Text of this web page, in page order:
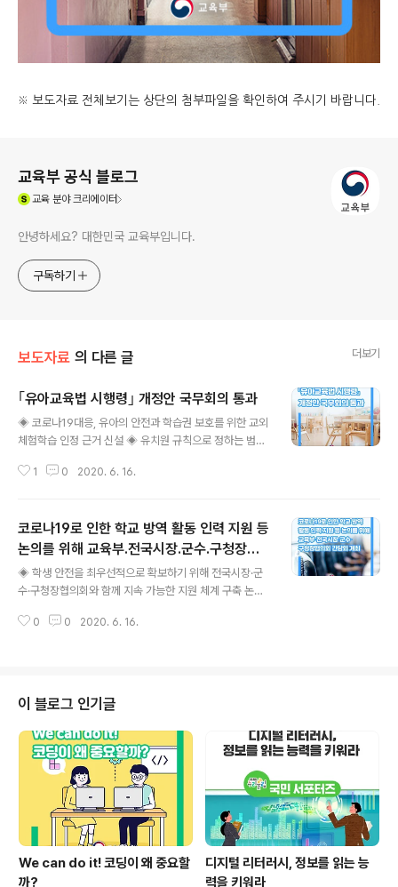
​※ 보도자료 전체보기는 상단의 첨부파일을 확인하여 주시기 바랍니다.
교육부 공식 블로그
교육분야 크리에이터
안녕하세요? 대한민국 교육부입니다.
구독하기
보도자료 의 다른 글 더보기
｢유아교육법 시행령｣ 개정안 국무회의 통과
◈ 코로나19대응, 유아의 안전과 학습권 보호를 위한 교외
체험학습 인정 근거 신설 ◈ 유치원 규칙으로 정하는 범위
(부총리 겸 교육부장관 유은혜)는 6월 16일(화) 국무회의
유아의 안전과 학습권을 보호하기 위해 유치원도 초중고*
와 같이 교외체험학습을 수업으로 인정할 수 있는 근거를
신설한 것이다. * ｢초중등교육법 시행령｣ 제48조(수업운
영방법 등) ⑤학교의 장은 교육상 필요한 경우 보호자의 동
의를 얻어 교외체험학습을 허가할 수 있다. 이 경우 학교의
장은 교외체험학습을 학칙이 정하는 범위안에서 수업으로
1 0 2020. 6. 16.
코로나19로 인한 학교 방역 활동 인력 지원 등
논의를 위해 교육부․전국시장․군수․구청장협
의회 간담회 개최
◈ 학생 안전을 최우선적으로 확보하기 위해 전국시장·군
수·구청장협의회와 함께 지속 가능한 지원 체계 구축 논의
한 방역 및 생활지도 등에 관한 지원 강화 유은혜 부총리 겸
간담회에는 서울, 인천, 충남, 전남 등에서 4개 기초지자체
(영등포구, 계양구, 담양군, 논산시), 경기도에서 6개 기초
지자체(수원, 고양, 용인, 성남, 화성, 부천)의 시장, 군수, 구
청장 등이 참석한다. 코로나19의 상황에서도 학생들이 안
전하게 학습할 수 있도록 지속 가능한 지원체계를 구축하
여 등교수업을 하는 학교..
0 0 2020. 6. 16.
이 블로그 인기글
We can do it! 코딩이 왜 중요할
까?
디지털 리터러시, 정보를 읽는 능
력을 키워라